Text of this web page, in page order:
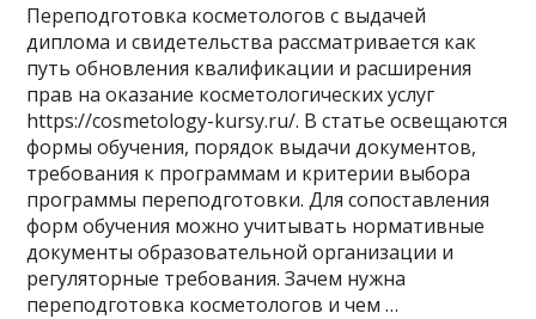
Переподготовка косметологов с выдачей
диплома и свидетельства рассматривается как
путь обновления квалификации и расширения
прав на оказание косметологических услуг
https://cosmetology-kursy.ru/. В статье освещаются
формы обучения, порядок выдачи документов,
требования к программам и критерии выбора
программы переподготовки. Для сопоставления
форм обучения можно учитывать нормативные
документы образовательной организации и
регуляторные требования. Зачем нужна
переподготовка косметологов и чем …